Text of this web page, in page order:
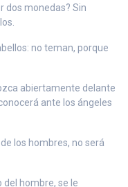
dos monedas? Sin
no teman, porque
abiertamente delante
ante los ángeles
los hombres, no será
del hombre, se le